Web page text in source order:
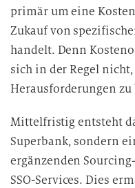
primär um eine
Zukauf von
handelt. Denn
sich in der Regel
Herausforderungen
Mittelfristig entsteht
Superbank, sondern
ergänzenden
SSO-Services. Dies